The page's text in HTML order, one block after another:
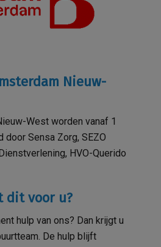
Nieuw-
West worden vanaf 1
door Sensa Zorg, SEZO
HVO-Querido
dit voor u?
hulp van ons? Dan krijgt u
De hulp blijft